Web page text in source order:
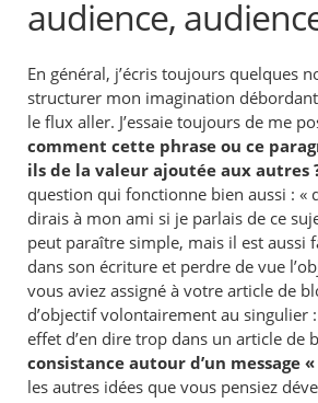
audience,
En général, j’écris toujours quelques
structurer mon imagination
le flux aller. J’essaie toujours de me
comment cette phrase ou ce
ils de la valeur ajoutée aux autres
question qui fonctionne bien aussi : «
dirais à mon ami si je parlais de ce
peut paraître simple, mais il est aussi
dans son écriture et perdre de vue
vous aviez assigné à votre article de
d’objectif volontairement au singulier :
effet d’en dire trop dans un article de
consistance autour d’un message
les autres idées que vous pensiez